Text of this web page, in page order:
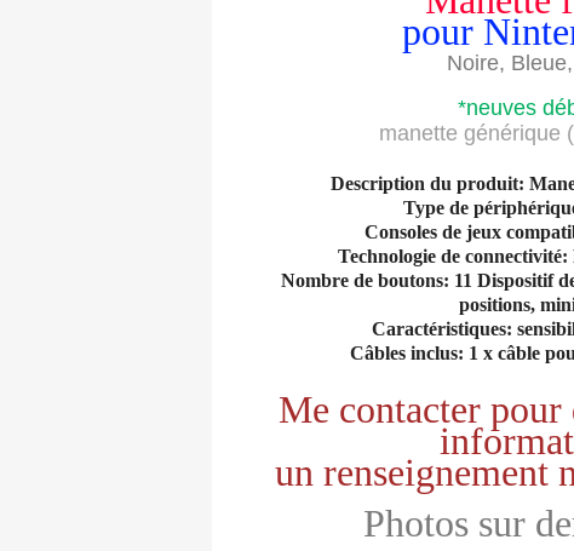
pour
Noire,
*neuves
manette générique
Description du produit:
Type de
Consoles de jeux
Technologie de
Nombre de boutons: 11 Dispositif
positions,
Caractéristiques:
Câbles inclus: 1 x câble
Me contacter pour
un renseignement
Photos sur